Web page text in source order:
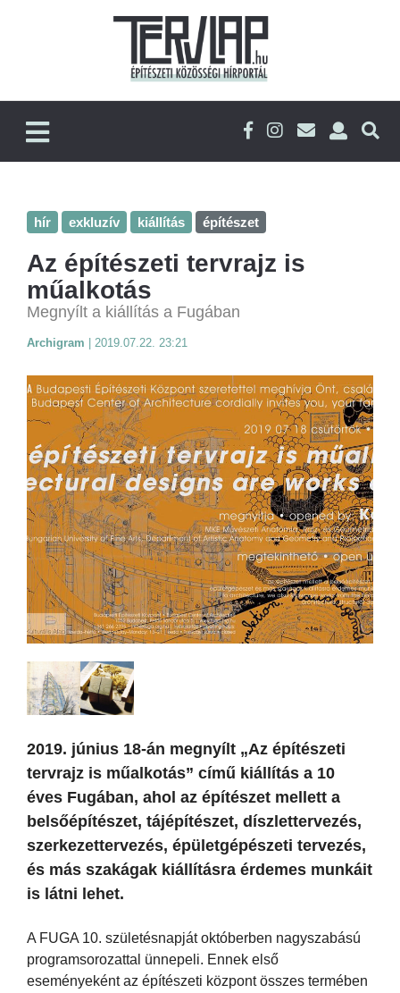
hír exkluzív kiállítás építészet
Az építészeti tervrajz is
műalkotás
Megnyílt a kiállítás a Fugában
Archigram 2019.07.22. 23:21
2019. június 18-án megnyílt „Az építészeti
tervrajz is műalkotás” című kiállítás a 10
éves Fugában, ahol az építészet mellett a
belsőépítészet, tájépítészet, díszlettervezés,
szerkezettervezés, épületgépészeti tervezés,
és más szakágak kiállításra érdemes munkáit
is látni lehet.
A FUGA 10. születésnapját októberben nagyszabású
programsorozattal ünnepeli. Ennek első
eseményeként az építészeti központ összes termében